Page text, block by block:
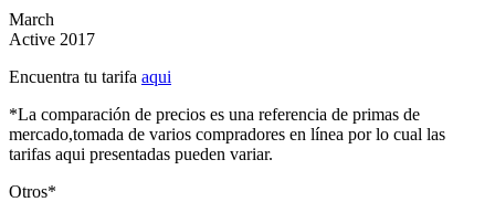
March
Active 2017
Encuentra tu tarifa aqui
*La comparación de precios es una referencia de primas de
mercado,tomada de varios compradores en línea por lo cual las
tarifas aqui presentadas pueden variar.
Otros*